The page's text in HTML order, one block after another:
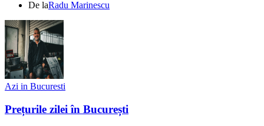
De laRadu Marinescu
Azi in Bucuresti
Prețurile zilei în București